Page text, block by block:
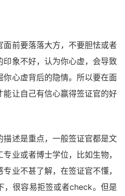
前要落落大方，不要胆怯或者
印象不好，认为你心虚，会导致
心虚背后的隐情。所以要在面
让自己有信心赢得签证官的好
述是重点，一般签证官都是文
业或者博士学位，比如生物，
业不甚了解，在签证官不懂，
，很容易拒签或者check。但是